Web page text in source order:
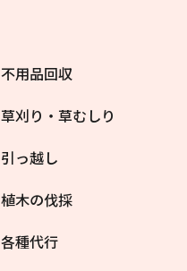
不用品回収
草刈り・草むしり
引っ越し
植木の伐採
各種代行